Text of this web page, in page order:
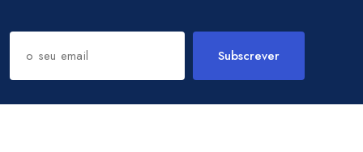
Subscrever